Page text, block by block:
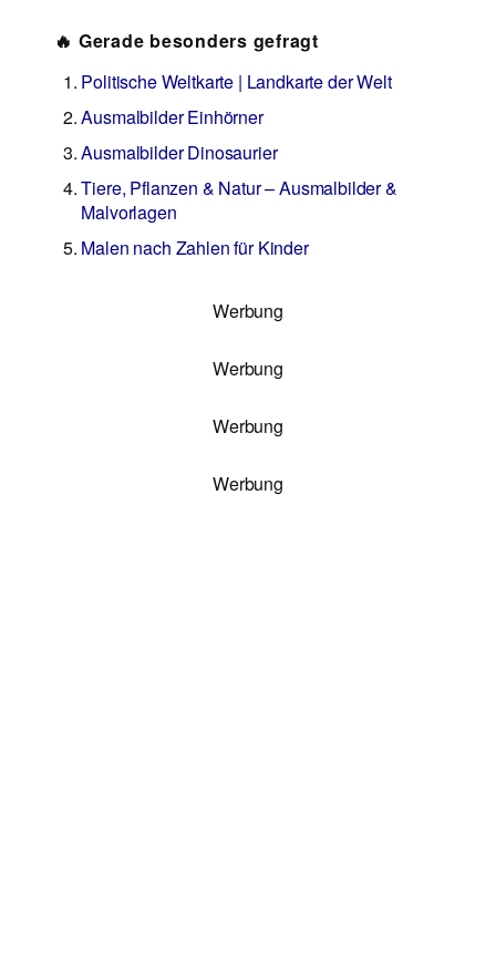
🔥 Gerade besonders gefragt
Politische Weltkarte | Landkarte der Welt
Ausmalbilder Einhörner
Ausmalbilder Dinosaurier
Tiere, Pflanzen & Natur – Ausmalbilder &
Malvorlagen
Malen nach Zahlen für Kinder
Werbung
Werbung
Werbung
Werbung